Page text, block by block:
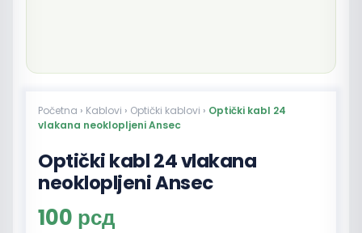
Početna › Kablovi › Optički kablovi › Optički kabl 24
vlakana neoklopljeni Ansec
Optički kabl 24 vlakana
neoklopljeni Ansec
100 рсд